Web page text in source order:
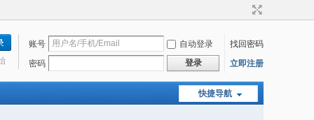
账号 自动登录
找回密码
密码
登录 立即注册
快捷导航